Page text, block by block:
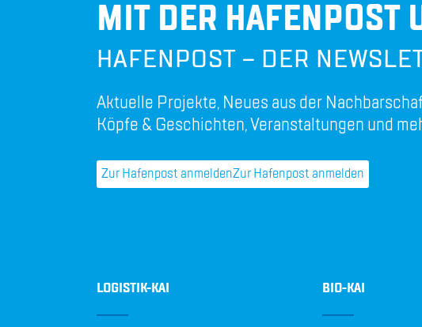
MIT DER HAFENPOST
HAFENPOST – DER
Aktuelle Projekte, Neues aus der
Köpfe & Geschichten, Veranstaltungen und
Zur Hafenpost anmeldenZur Hafenpost anmelden
LOGISTIK-KAI BIO-KAI